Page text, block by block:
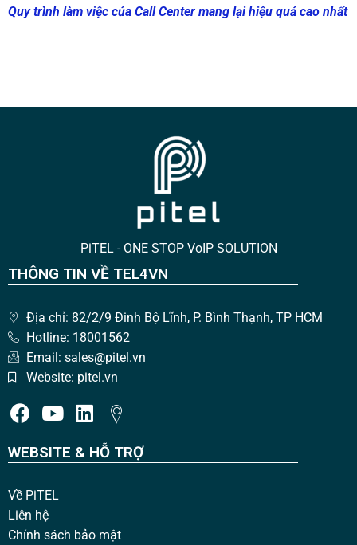
Quy trình làm việc của Call Center mang lại hiệu quả cao nhất
PiTEL - ONE STOP VoIP SOLUTION
THÔNG TIN VỀ TEL4VN
Địa chỉ: 82/2/9 Đinh Bộ Lĩnh, P. Bình Thạnh, TP HCM
Hotline: 18001562
Email: sales@pitel.vn
Website: pitel.vn
WEBSITE & HỖ TRỢ
Về PiTEL
Liên hệ
Chính sách bảo mật